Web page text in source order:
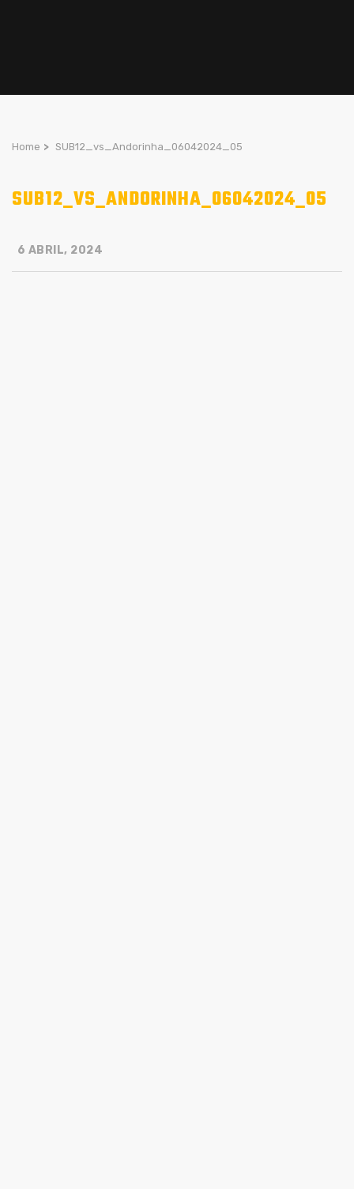
Home > SUB12_vs_Andorinha_06042024_05
SUB12_VS_ANDORINHA_06042024_05
6 ABRIL, 2024